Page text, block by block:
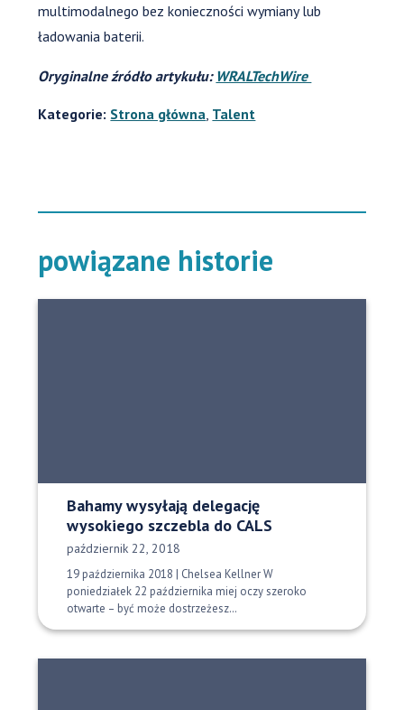
multimodalnego bez konieczności wymiany lub
ładowania baterii.
Oryginalne źródło artykułu: WRALTechWire
Kategorie: Strona główna Talent
powiązane historie
Bahamy wysyłają delegację
wysokiego szczebla do CALS
Data opublikowania:
październik 22, 2018
19 października 2018 | Chelsea Kellner W
poniedziałek 22 października miej oczy szeroko
otwarte – być może dostrzeżesz…